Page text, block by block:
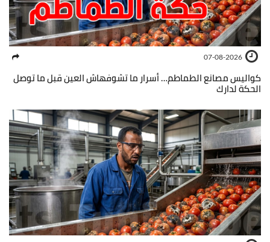
07-08-2026
كواليس مصانع الطماطم… أسرار ما تشوفهاش العين قبل ما توصل
الحكة لدارك